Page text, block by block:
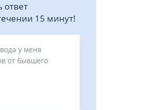
ответ
15 минут!